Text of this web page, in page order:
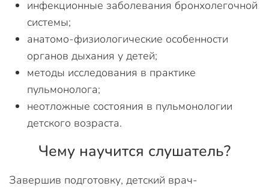
инфекционные заболевания бронхолегочной
системы;
анатомо-физиологические особенности
органов дыхания у детей;
методы исследования в практике
пульмонолога;
неотложные состояния в пульмонологии
детского возраста.
Чему научится слушатель?
Завершив подготовку, детский врач-